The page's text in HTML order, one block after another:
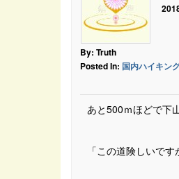
By: Truth
Posted In: 国内ハイキン
あと500ｍほどで下
「この道険しいです